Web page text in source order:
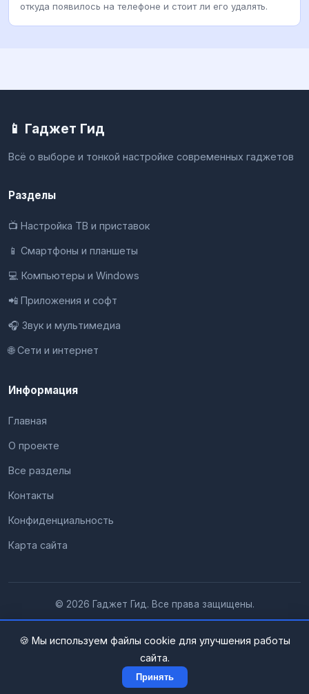
откуда появилось на телефоне и стоит ли его удалять.
📱 Гаджет Гид
Всё о выборе и тонкой настройке современных гаджетов
Разделы
📺 Настройка ТВ и приставок
📱 Смартфоны и планшеты
💻 Компьютеры и Windows
📲 Приложения и софт
🎧 Звук и мультимедиа
🌐 Сети и интернет
Информация
Главная
О проекте
Все разделы
Контакты
Конфиденциальность
Карта сайта
© 2026 Гаджет Гид. Все права защищены.
🍪 Мы используем файлы cookie для улучшения работы
сайта.
Принять